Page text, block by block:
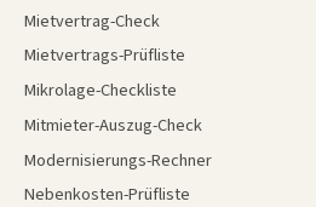
Mietvertrag-Check
Mietvertrags-Prüfliste
Mikrolage-Checkliste
Mitmieter-Auszug-Check
Modernisierungs-Rechner
Nebenkosten-Prüfliste